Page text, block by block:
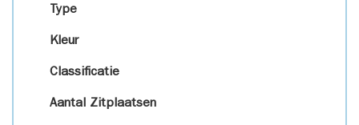
Type
Kleur
Classificatie
Aantal Zitplaatsen